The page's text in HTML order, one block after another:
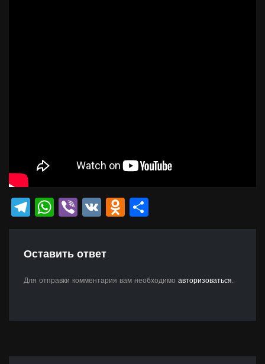
Telegram
WhatsApp
Viber
VK Odnoklassniki
Оставить ответ
Для отправки комментария вам необходимо авторизоваться.